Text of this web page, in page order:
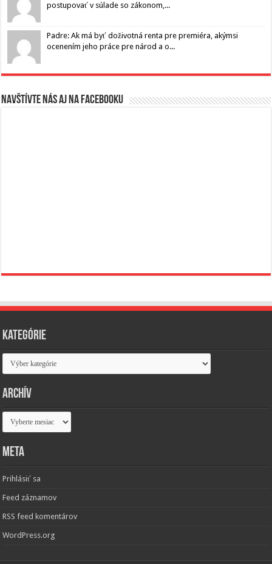
postupovať v súlade so zákonom,...
Padre: Ak má byť doživotná renta pre premiéra, akýmsi
ocenením jeho práce pre národ a o...
Navštívte nás aj na Facebooku
Kategórie
Kategórie
Archív
Archív
Meta
Prihlásiť sa
Feed záznamov
RSS feed komentárov
WordPress.org